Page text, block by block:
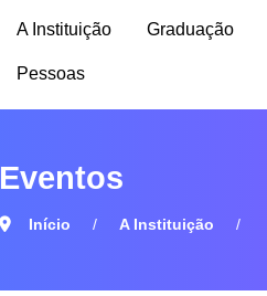
A Instituição Graduação
Pessoas
Eventos
Início A Instituição